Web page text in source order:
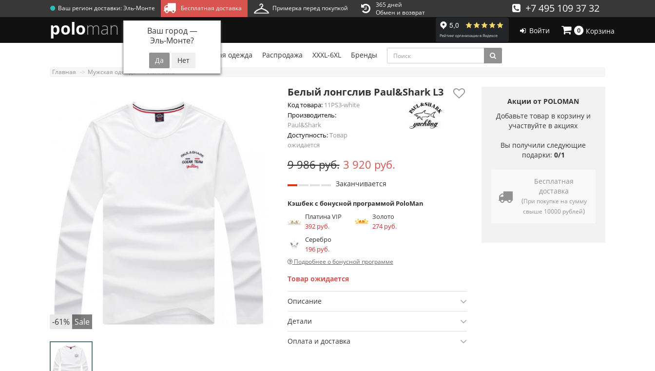
Ваш регион доставки:Эль-Монте
Ваш город —
Эль-Монте?
Бесплатная доставка Примерка перед покупкой
365 дней
Обмен и возврат
+7 495 109 37 32
Войти 0 Корзина
poloman
Новинки Мужская одежда Распродажа XXXL-6XL Бренды
Главная Мужская одежда Лонгслив
-61% Sale
Белый лонгслив Paul&Shark L3
Код товара:11PS3-white
Производитель:
Paul&Shark
Доступность:Товар
ожидается
9 986 руб. 3 920 руб.
Заканчивается
Кэшбек с бонусной программой PoloMan
Платина VIP
392 руб.
Золото
274 руб.
Серебро
196 руб.
Подробнее о бонусной программе
Товар ожидается
Описание
Детали
Оплата и доставка
Акции от POLOMAN
Добавьте товар в корзину и
участвуйте в акциях
Вы получили следующие
подарки: 0/1
Бесплатная
доставка
(При покупке на сумму
свыше 10000 рублей)